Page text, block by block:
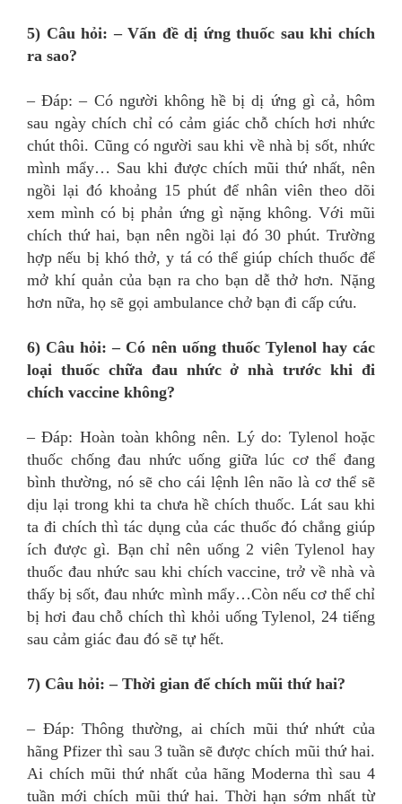
5) Câu hỏi: – Vấn đề dị ứng thuốc sau khi chích
ra sao?
– Đáp: – Có người không hề bị dị ứng gì cả, hôm
sau ngày chích chỉ có cảm giác chỗ chích hơi nhức
chút thôi. Cũng có người sau khi về nhà bị sốt, nhức
mình mẩy… Sau khi được chích mũi thứ nhất, nên
ngồi lại đó khoảng 15 phút để nhân viên theo dõi
xem mình có bị phản ứng gì nặng không. Với mũi
chích thứ hai, bạn nên ngồi lại đó 30 phút. Trường
hợp nếu bị khó thở, y tá có thể giúp chích thuốc để
mở khí quản của bạn ra cho bạn dễ thở hơn. Nặng
hơn nữa, họ sẽ gọi ambulance chở bạn đi cấp cứu.
6) Câu hỏi: – Có nên uống thuốc Tylenol hay các
loại thuốc chữa đau nhức ở nhà trước khi đi
chích vaccine không?
– Đáp: Hoàn toàn không nên. Lý do: Tylenol hoặc
thuốc chống đau nhức uống giữa lúc cơ thể đang
bình thường, nó sẽ cho cái lệnh lên não là cơ thể sẽ
dịu lại trong khi ta chưa hề chích thuốc. Lát sau khi
ta đi chích thì tác dụng của các thuốc đó chẳng giúp
ích được gì. Bạn chỉ nên uống 2 viên Tylenol hay
thuốc đau nhức sau khi chích vaccine, trở về nhà và
thấy bị sốt, đau nhức mình mẩy…Còn nếu cơ thể chỉ
bị hơi đau chỗ chích thì khỏi uống Tylenol, 24 tiếng
sau cảm giác đau đó sẽ tự hết.
7) Câu hỏi: – Thời gian để chích mũi thứ hai?
– Đáp: Thông thường, ai chích mũi thứ nhứt của
hãng Pfizer thì sau 3 tuần sẽ được chích mũi thứ hai.
Ai chích mũi thứ nhất của hãng Moderna thì sau 4
tuần mới chích mũi thứ hai. Thời hạn sớm nhất từ